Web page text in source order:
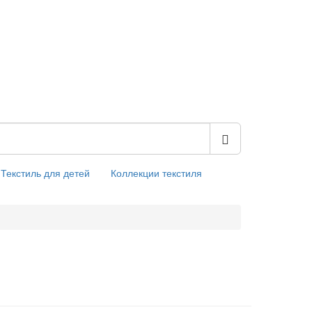
Текстиль для детей Коллекции текстиля